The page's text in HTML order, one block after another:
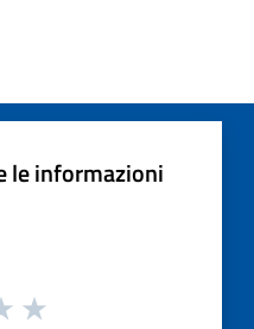
le informazioni